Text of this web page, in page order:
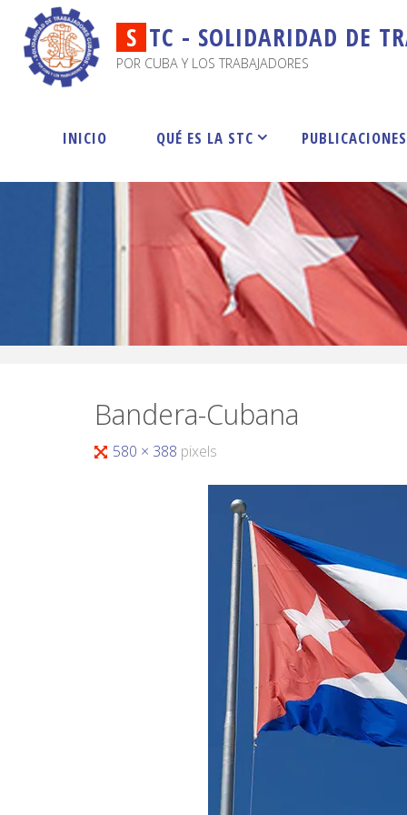
S TC - SOLIDARIDAD DE TR
POR CUBA Y LOS TRABAJADORES
INICIO QUÉ ES LA STC PUBLICACIONES
Bandera-Cubana
580 × 388 pixels